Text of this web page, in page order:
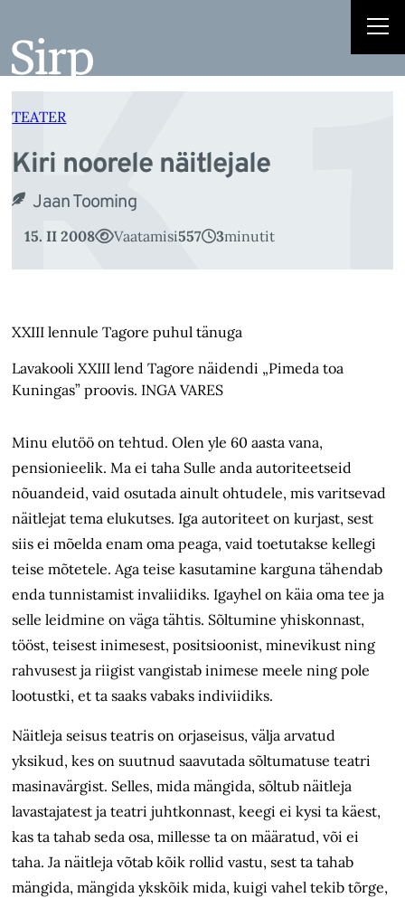
juurde
TEATER
Kiri noorele näitlejale
Jaan Tooming
15. II 2008 Vaatamisi557 3minutit
XXIII lennule Tagore puhul tänuga
Lavakooli XXIII lend Tagore näidendi „Pimeda toa
Kuningas” proovis. INGA VARES
Minu elutöö on tehtud. Olen yle 60 aasta vana,
pensionieelik. Ma ei taha Sulle anda autoriteetseid
nõuandeid, vaid osutada ainult ohtudele, mis varitsevad
näitlejat tema elukutses. Iga autoriteet on kurjast, sest
siis ei mõelda enam oma peaga, vaid toetutakse kellegi
teise mõtetele. Aga teise kasutamine karguna tähendab
enda tunnistamist invaliidiks. Igayhel on käia oma tee ja
selle leidmine on väga tähtis. Sõltumine yhiskonnast,
tööst, teisest inimesest, positsioonist, minevikust ning
rahvusest ja riigist vangistab inimese meele ning pole
lootustki, et ta saaks vabaks indiviidiks.
Näitleja seisus teatris on orjaseisus, välja arvatud
yksikud, kes on suutnud saavutada sõltumatuse teatri
masinavärgist. Selles, mida mängida, sõltub näitleja
lavastajatest ja teatri juhtkonnast, keegi ei kysi ta käest,
kas ta tahab seda osa, millesse ta on määratud, või ei
taha. Ja näitleja võtab kõik rollid vastu, sest ta tahab
mängida, mängida ykskõik mida, kuigi vahel tekib tõrge,